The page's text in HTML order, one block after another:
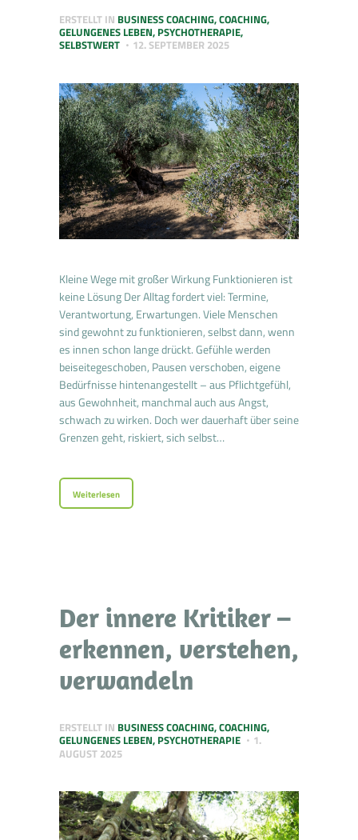
ERSTELLT IN BUSINESS COACHING,COACHING,
GELUNGENES LEBEN, PSYCHOTHERAPIE,
SELBSTWERT
12. SEPTEMBER 2025
Kleine Wege mit großer Wirkung Funktionieren ist
keine Lösung Der Alltag fordert viel: Termine,
Verantwortung, Erwartungen. Viele Menschen
sind gewohnt zu funktionieren, selbst dann, wenn
es innen schon lange drückt. Gefühle werden
beiseitegeschoben, Pausen verschoben, eigene
Bedürfnisse hintenangestellt – aus Pflichtgefühl,
aus Gewohnheit, manchmal auch aus Angst,
schwach zu wirken. Doch wer dauerhaft über seine
Grenzen geht, riskiert, sich selbst…
Weiterlesen
Der innere Kritiker –
erkennen, verstehen,
verwandeln
ERSTELLT IN BUSINESS COACHING,COACHING,
GELUNGENES LEBEN, PSYCHOTHERAPIE
1.
AUGUST 2025